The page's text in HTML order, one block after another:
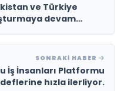
ve Türkiye
devam
SONRAKI HABER
İş İnsanları Platformu
hızla ilerliyor.